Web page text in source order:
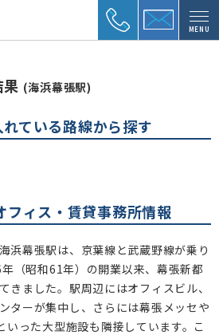
MENU
(海浜幕張駅)
ている路線から探す
フィス・賃貸事務所情報
浜幕張駅は、京葉線と武蔵野線が乗り
（昭和61年）の開業以来、幕張新都
きました。駅周辺にはオフィスビル、
ターが集中し、さらには幕張メッセや
いった大型施設も隣接しています。こ